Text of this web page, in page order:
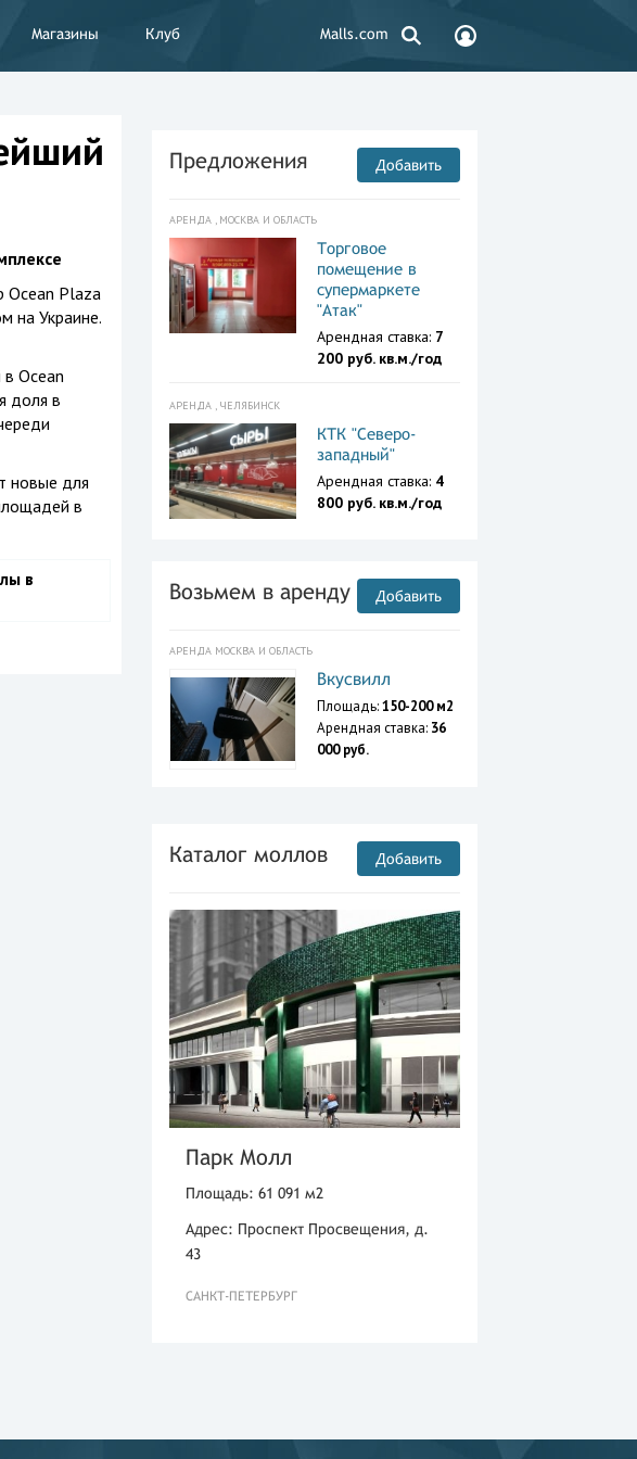
Магазины Клуб Malls.com
Ocean Plaza
на Украине.
Ocean
доля в
новые для
в
в
Предложения Добавить
АРЕНДА , МОСКВА И ОБЛАСТЬ
Торговое
помещение в
супермаркете
"Атак"
Арендная ставка: 7
200 руб. кв.м./год
АРЕНДА , ЧЕЛЯБИНСК
КТК "Северо-
западный"
Арендная ставка: 4
800 руб. кв.м./год
Возьмем в аренду Добавить
АРЕНДА МОСКВА И ОБЛАСТЬ
Вкусвилл
Площадь:150-200 м2
Арендная ставка: 36
000 руб.
Каталог моллов Добавить
Парк Молл
Площадь: 61 091 м2
Адрес: Проспект Просвещения, д.
43
САНКТ-ПЕТЕРБУРГ